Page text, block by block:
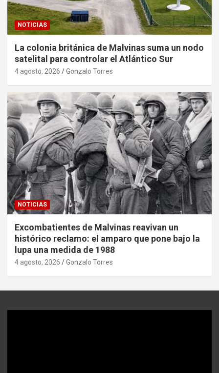
NOTICIAS
La colonia británica de Malvinas suma un nodo
satelital para controlar el Atlántico Sur
4 agosto, 2026 Gonzalo Torres
NOTICIAS
Excombatientes de Malvinas reavivan un
histórico reclamo: el amparo que pone bajo la
lupa una medida de 1988
4 agosto, 2026 Gonzalo Torres